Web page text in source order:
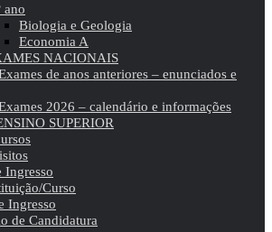
ano
Biologia e Geologia
Economia A
NACIONAIS
de anos anteriores – enunciados e
2026 – calendário e informações
SUPERIOR
Ingresso
Curso
Ingresso
de Candidatura